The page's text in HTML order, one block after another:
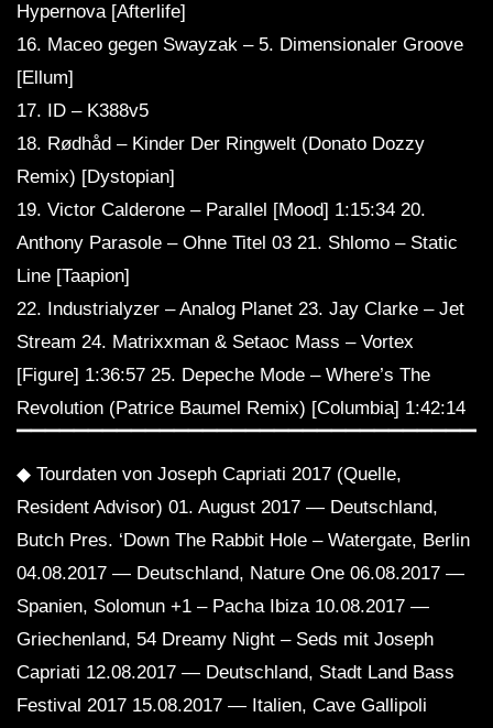
Hypernova [Afterlife]
16. Maceo gegen Swayzak – 5. Dimensionaler Groove
[Ellum]
17. ID – K388v5
18. Rødhåd – Kinder Der Ringwelt (Donato Dozzy
Remix) [Dystopian]
19. Victor Calderone – Parallel [Mood] 1:15:34 20.
Anthony Parasole – Ohne Titel 03 21. Shlomo – Static
Line [Taapion]
22. Industrialyzer – Analog Planet 23. Jay Clarke – Jet
Stream 24. Matrixxman & Setaoc Mass – Vortex
[Figure] 1:36:57 25. Depeche Mode – Where’s The
Revolution (Patrice Baumel Remix) [Columbia] 1:42:14
◆ Tourdaten von Joseph Capriati 2017 (Quelle,
Resident Advisor) 01. August 2017 — Deutschland,
Butch Pres. ‘Down The Rabbit Hole – Watergate, Berlin
04.08.2017 — Deutschland, Nature One 06.08.2017 —
Spanien, Solomun +1 – Pacha Ibiza 10.08.2017 —
Griechenland, 54 Dreamy Night – Seds mit Joseph
Capriati 12.08.2017 — Deutschland, Stadt Land Bass
Festival 2017 15.08.2017 — Italien, Cave Gallipoli